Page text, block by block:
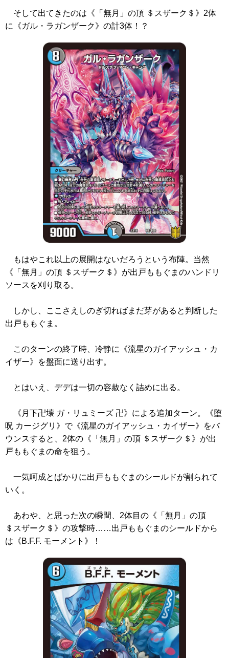
そして出てきたのは 《「無月」の頂 ＄スザーク＄》 2体
に
《ガル・ラガンザーク》 の計3体！？
もはやこれ以上の展開はないだろうという布陣。当然
《「無月」の頂 ＄スザーク＄》 が出戸ももぐまのハンドリ
ソースを刈り取る。
しかし、ここさえしのぎ切ればまだ芽があると判断した
出戸ももぐま。
このターンの終了時、冷静に
《流星のガイアッシュ・カ
イザー》
を盤面に送り出す。
とはいえ、デデは一切の容赦なく詰めに出る。
《月下卍壊 ガ・リュミーズ 卍》 による追加ターン。
《堕
呪 カージグリ》 で《流星のガイアッシュ・カイザー》
をバ
ウンスすると、2体の 《「無月」の頂 ＄スザーク＄》 が出
戸ももぐまの命を狙う。
一気呵成とばかりに出戸ももぐまのシールドが割られて
いく。
あわや、と思った次の瞬間、2体目の 《「無月」の頂
＄スザーク＄》 の攻撃時……出戸ももぐまのシールドから
は 《B.F.F. モーメント》 ！